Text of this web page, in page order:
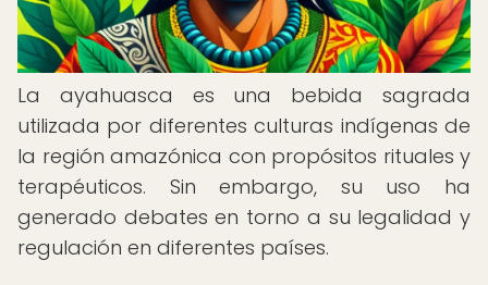
La ayahuasca es una bebida sagrada
utilizada por diferentes culturas indígenas de
la región amazónica con propósitos rituales y
terapéuticos. Sin embargo, su uso ha
generado debates en torno a su legalidad y
regulación en diferentes países.